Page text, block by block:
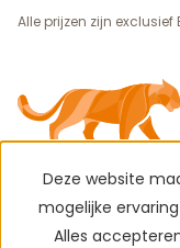
Alle prijzen zijn exclusief
Deze website
mogelijke
Alles